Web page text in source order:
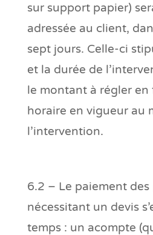
sur support papier)
adressée au client,
sept jours. Celle-ci
et la durée de
le montant à régler
horaire en vigueur au
l’intervention.
6.2 – Le paiement
nécessitant un devis
temps : un acompte